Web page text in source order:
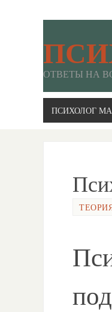
ОТВЕТЫ НА
ПСИХОЛОГ